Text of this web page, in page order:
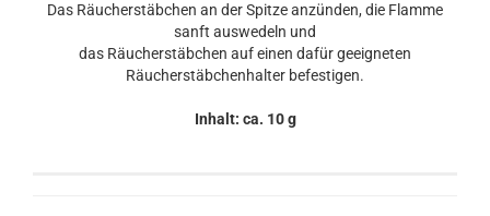
Das Räucherstäbchen an der Spitze anzünden, die Flamme
sanft auswedeln und
das Räucherstäbchen auf einen dafür geeigneten
Räucherstäbchenhalter befestigen.
Inhalt: ca. 10 g